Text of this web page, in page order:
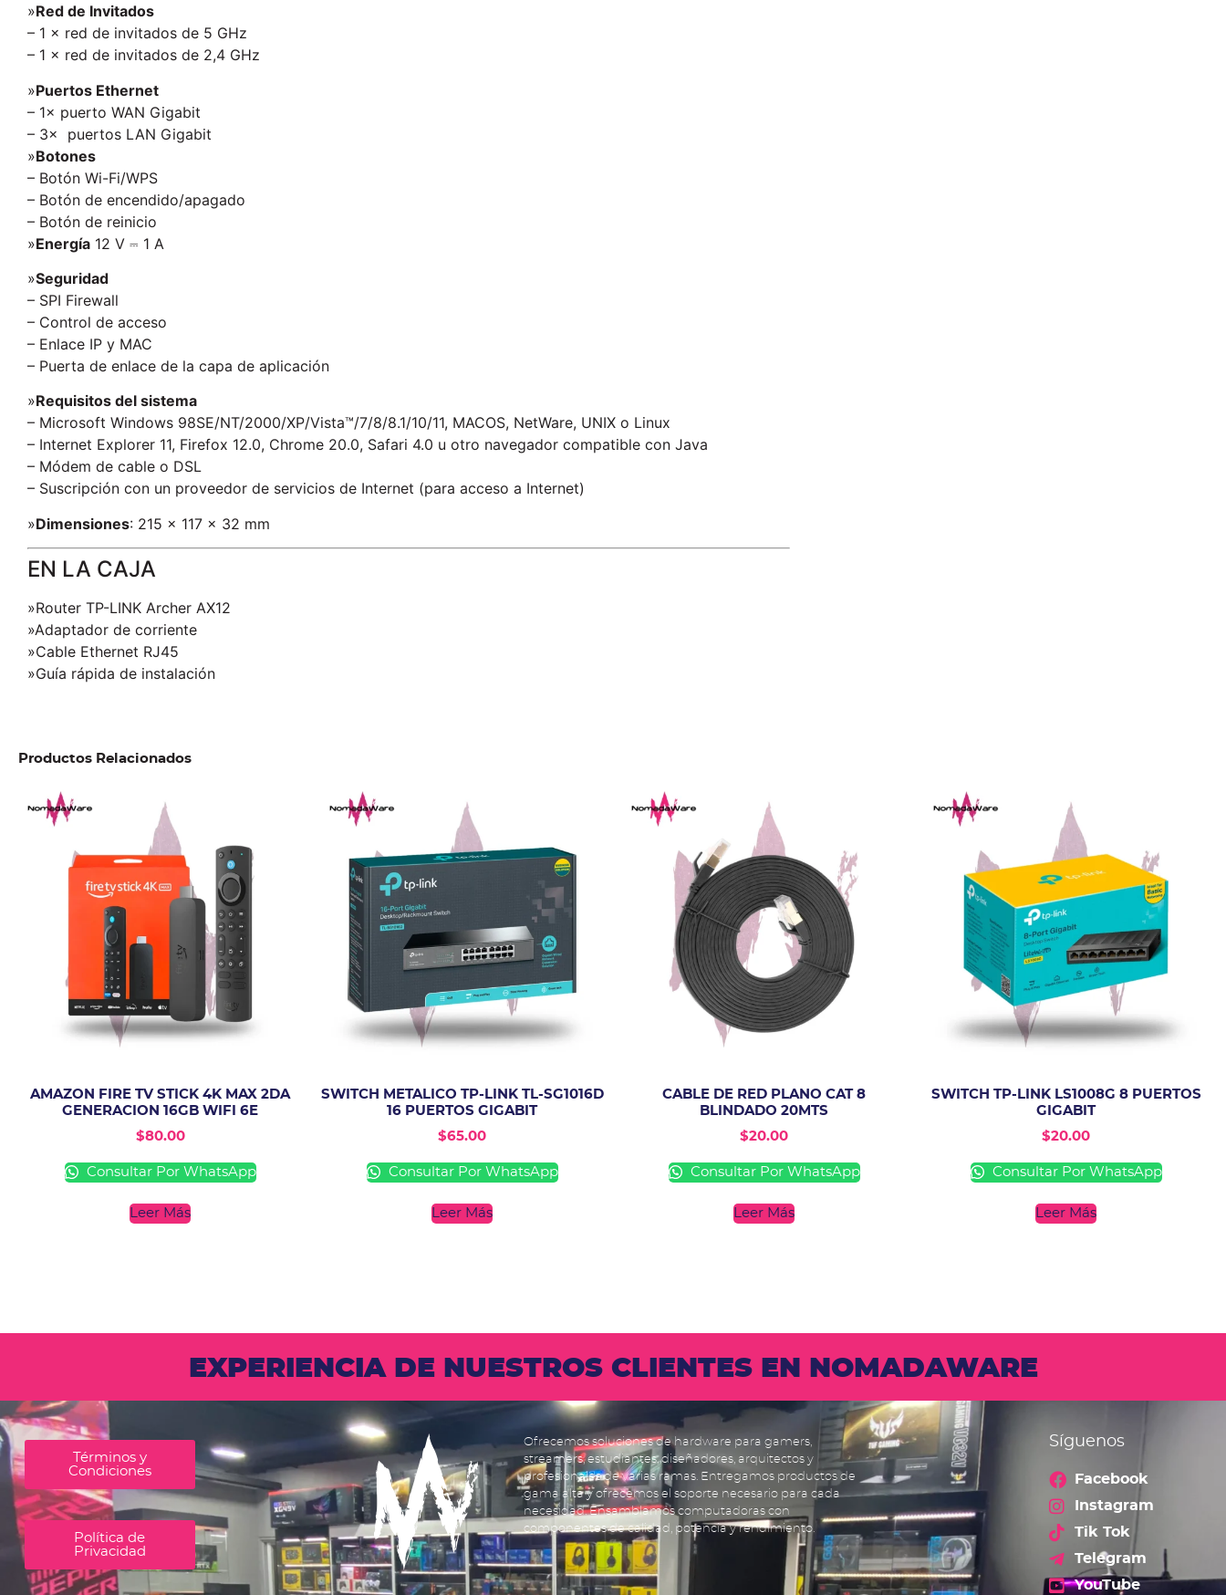
»Red de Invitados
– 1 × red de invitados de 5 GHz
– 1 × red de invitados de 2,4 GHz
»Puertos Ethernet
– 1× puerto WAN Gigabit
– 3× puertos LAN Gigabit
»Botones
– Botón Wi-Fi/WPS
– Botón de encendido/apagado
– Botón de reinicio
»Energía 12 V ⎓ 1 A
»Seguridad
– SPI Firewall
– Control de acceso
– Enlace IP y MAC
– Puerta de enlace de la capa de aplicación
»Requisitos del sistema
– Microsoft Windows 98SE/NT/2000/XP/Vista™/7/8/8.1/10/11, MACOS, NetWare, UNIX o Linux
– Internet Explorer 11, Firefox 12.0, Chrome 20.0, Safari 4.0 u otro navegador compatible con Java
– Módem de cable o DSL
– Suscripción con un proveedor de servicios de Internet (para acceso a Internet)
»Dimensiones: 215 × 117 × 32 mm
EN LA CAJA
»Router TP-LINK Archer AX12
»Adaptador de corriente
»Cable Ethernet RJ45
»Guía rápida de instalación
Productos Relacionados
AMAZON FIRE TV STICK 4K MAX 2DA
GENERACION 16GB WIFI 6E
$80.00
Consultar Por WhatsApp
Leer Más
SWITCH METALICO TP-LINK TL-SG1016D
16 PUERTOS GIGABIT
$65.00
Consultar Por WhatsApp
Leer Más
CABLE DE RED PLANO CAT 8
BLINDADO 20MTS
$20.00
Consultar Por WhatsApp
Leer Más
SWITCH TP-LINK LS1008G 8 PUERTOS
GIGABIT
$20.00
Consultar Por WhatsApp
Leer Más
EXPERIENCIA DE NUESTROS CLIENTES EN NOMADAWARE
Términos y
Condiciones
Política de
Privacidad
Ofrecemos soluciones de hardware para gamers,
streamers, estudiantes, diseñadores, arquitectos y
profesionales de varias ramas. Entregamos productos de
gama alta y ofrecemos el soporte necesario para cada
necesidad. Ensamblamos computadoras con
componentes de calidad, potencia y rendimiento.
Síguenos
Facebook
Instagram
Tik Tok
Telegram
YouTube